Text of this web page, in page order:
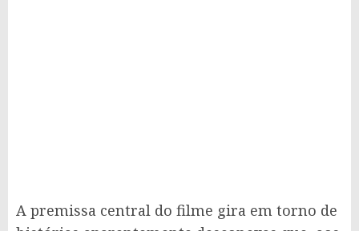
A premissa central do filme gira em torno de